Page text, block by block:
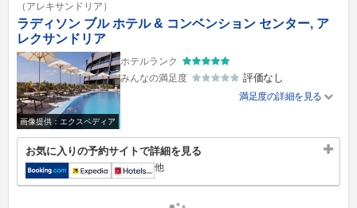
（アレキサンドリア）
ラディソン ブル ホテル & コンベンション センター, ア
レクサンドリア
画像提供：エクスペディア
ホテルランク
みんなの満足度
評価なし
満足度の詳細を見る
お気に入りの予約サイトで詳細を見る
他